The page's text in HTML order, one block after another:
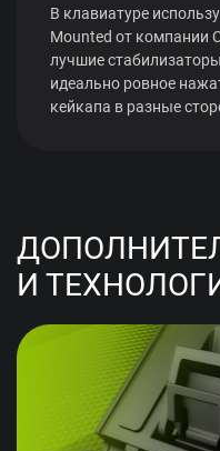
В клавиатуре
Mounted от компании
лучшие
идеально ровное
кейкапа в разные
И